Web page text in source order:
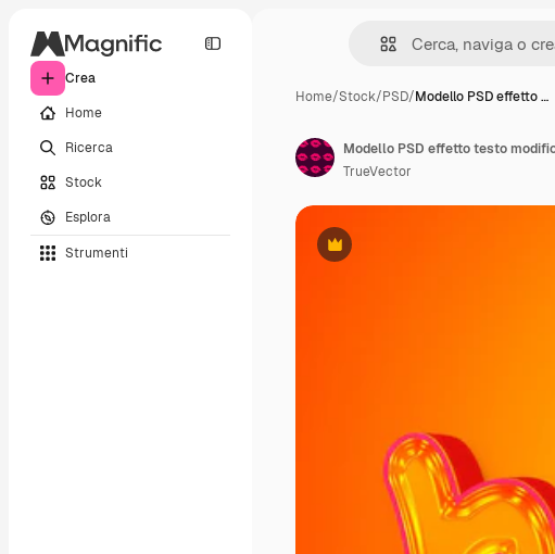
Crea
Home
Ricerca
Stock
Esplora
Strumenti
Home/Stock/PSD/Modello PSD effetto …
Premium
Modello PSD effetto testo
TrueVector